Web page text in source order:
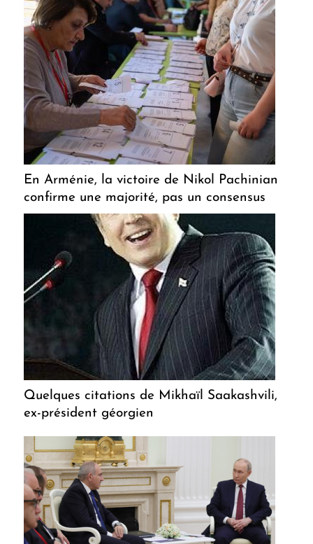
En Arménie, la victoire de Nikol Pachinian
confirme une majorité, pas un consensus
Quelques citations de Mikhaïl Saakashvili,
ex-président géorgien